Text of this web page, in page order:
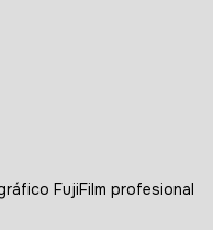
FujiFilm profesional